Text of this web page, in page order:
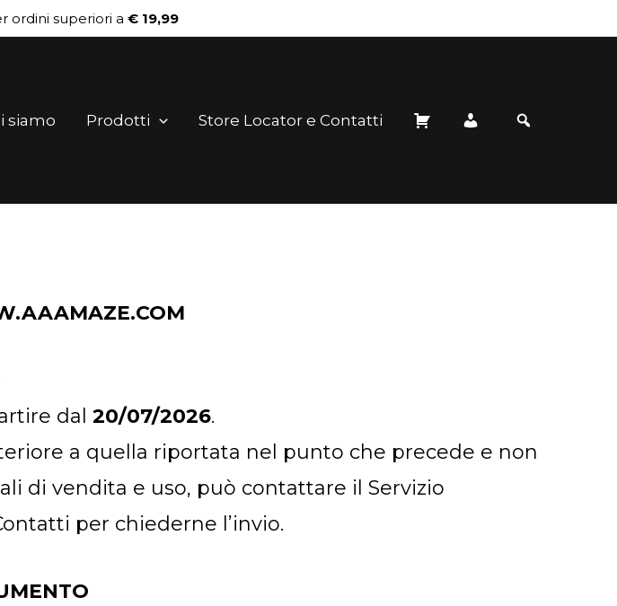
ordini superiori a € 19,99
siamo Prodotti Store Locator e Contatti
dal 20/07/2026.
a quella riportata nel punto che precede e non
di vendita e uso, può contattare il Servizio
per chiederne l’invio.